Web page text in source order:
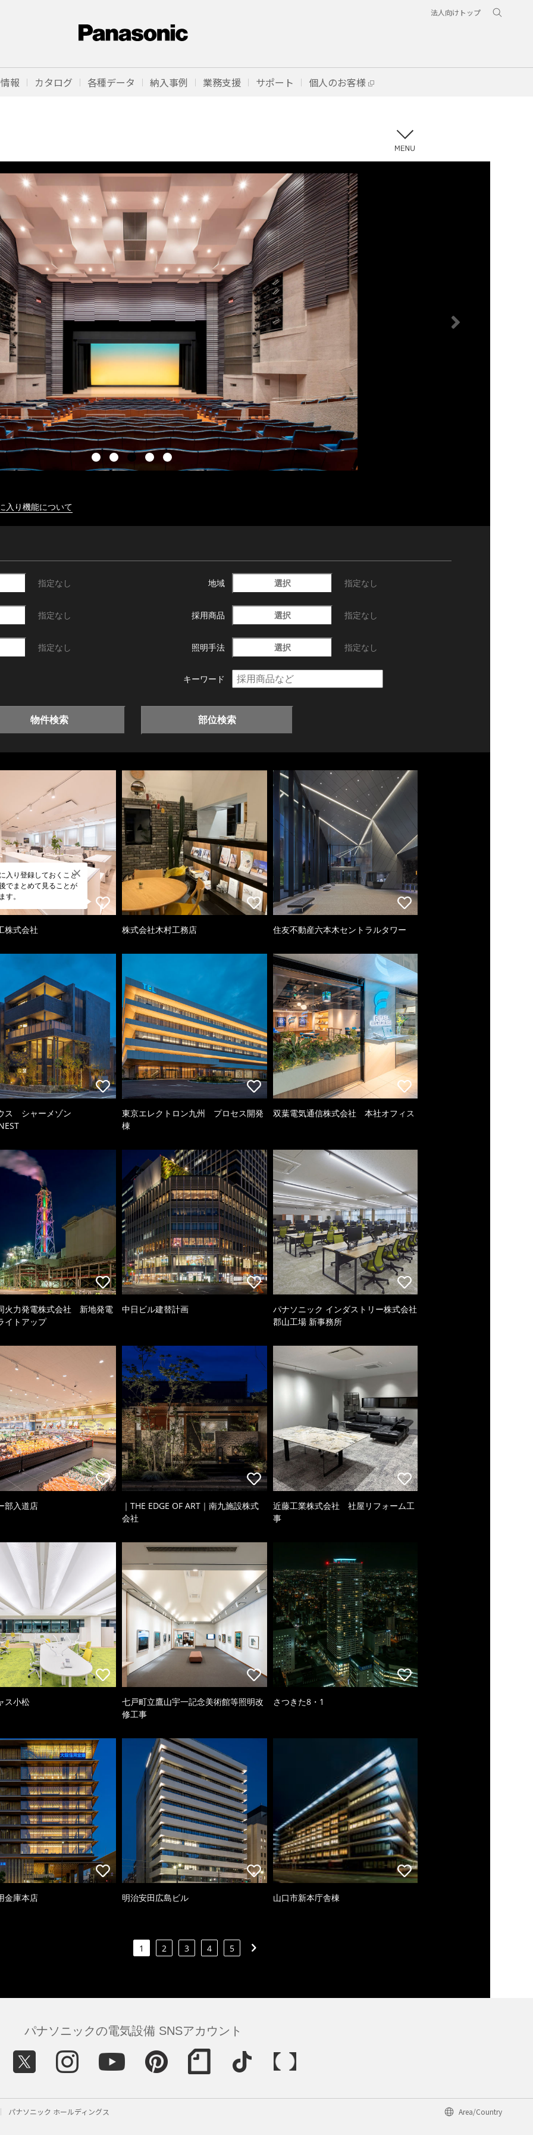
法人向けトップ
報 カタログ 各種データ 納入事例 業務支援 サポート 個人のお客様
入り機能について
指定なし 地域 選択 指定なし
指定なし 採用商品 選択 指定なし
指定なし 照明手法 選択 指定なし
キーワード
物件検索 部位検索
入り登録しておくこと
でまとめて見ることが
す。
株式会社 株式会社木村工務店 住友不動産六本木セントラルタワー
ス シャーメゾン
東京エレクトロン九州 プロセス開発
棟
双葉電気通信株式会社 本社オフィス
火力発電株式会社 新地発電
イトアップ
中日ビル建替計画
パナソニック インダストリー株式会社
郡山工場 新事務所
部入道店
｜THE EDGE OF ART｜南九施設株式
会社
近藤工業株式会社 社屋リフォーム工
事
ス小松
七戸町立鷹山宇一記念美術館等照明改
修工事
さつきた8・1
金庫本店 明治安田広島ビル 山口市新本庁舎棟
1 2 3 4 5
パナソニックの電気設備 SNSアカウント
パナソニック ホールディングス Area/Country